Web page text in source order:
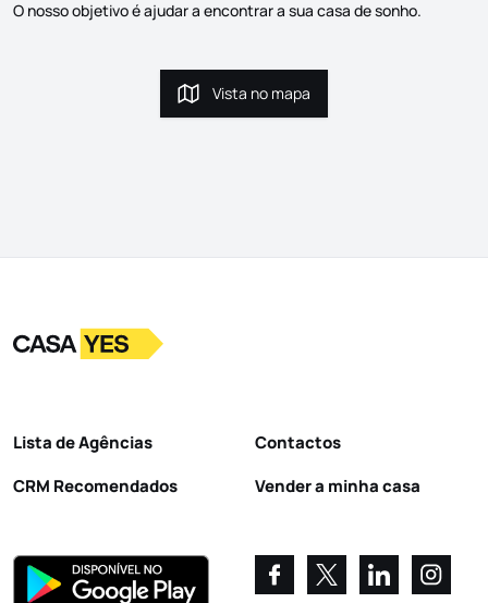
O nosso objetivo é ajudar a encontrar a sua casa de sonho.
Vista no mapa
Vista no mapa
LogoIr para a homepage
Lista de Agências
CRM Recomendados
Contactos
Vender a minha casa